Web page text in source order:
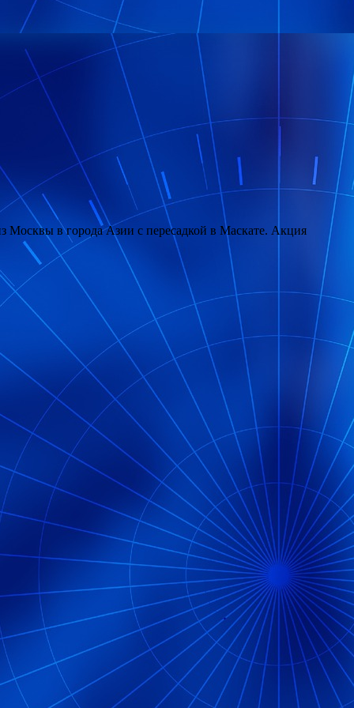
Москвы в города Азии с пересадкой в Маскате. Акция